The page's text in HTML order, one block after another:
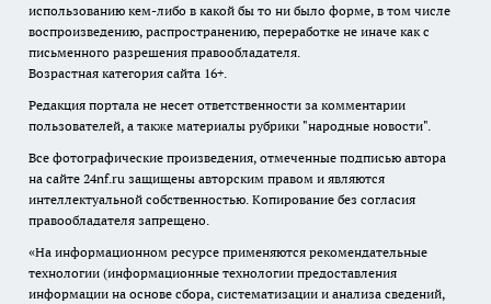
использованию кем-либо в какой бы то ни было форме, в том числе
воспроизведению, распространению, переработке не иначе как с
письменного разрешения правообладателя.
Возрастная категория сайта 16+.
Редакция портала не несет ответственности за комментарии
пользователей, а также материалы рубрики "народные новости".
Все фотографические произведения, отмеченные подписью автора
на сайте 24nf.ru защищены авторским правом и являются
интеллектуальной собственностью. Копирование без согласия
правообладателя запрещено.
«На информационном ресурсе применяются рекомендательные
технологии (информационные технологии предоставления
информации на основе сбора, систематизации и анализа сведений,